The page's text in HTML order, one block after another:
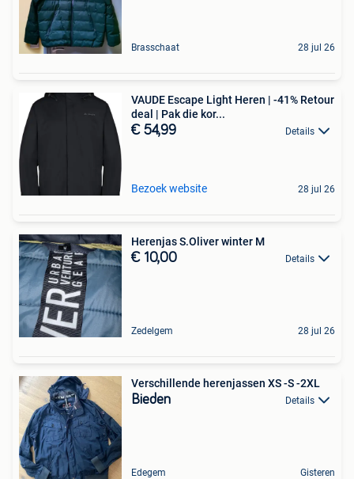
Brasschaat 28 jul 26
VAUDE Escape Light Heren | -41% Retour
deal | Pak die kor...
€ 54,99 Details
Bezoek website 28 jul 26
Herenjas S.Oliver winter M
€ 10,00 Details
Zedelgem 28 jul 26
Verschillende herenjassen XS -S -2XL
Bieden Details
Edegem Gisteren